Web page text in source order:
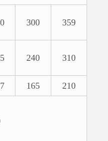
300 359
240 310
165 210